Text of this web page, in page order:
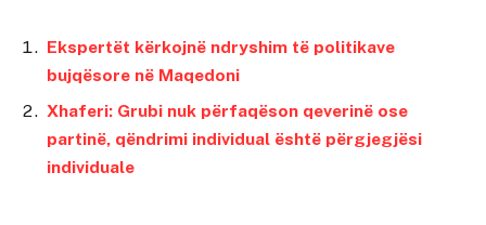
Ekspertët kërkojnë ndryshim të politikave
bujqësore në Maqedoni
Xhaferi: Grubi nuk përfaqëson qeverinë ose
partinë, qëndrimi individual është përgjegjësi
individuale